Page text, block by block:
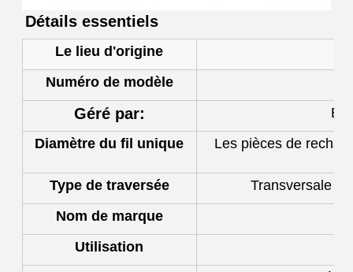
Détails essentiels
Le lieu d'origine
Numéro de modèle
Géré par:
Diamètre du fil unique
Les pièces de
Type de traversée
Transversale et
Nom de marque
Utilisation